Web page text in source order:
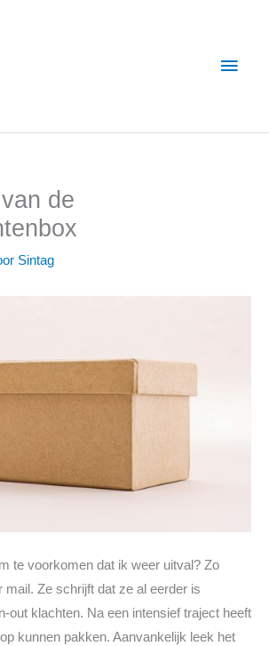
de
Sintag
te voorkomen dat ik weer uitval? Zo
mail. Ze schrijft dat ze al eerder is
out klachten. Na een intensief traject heeft
kunnen pakken. Aanvankelijk leek het